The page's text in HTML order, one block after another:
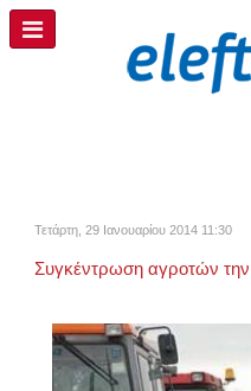
Τετάρτη, 29 Ιανουαρίου 2014 11:30
Συγκέντρωση αγροτών